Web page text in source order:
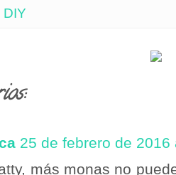
DIY
25 de febrero de 2016
más monas no